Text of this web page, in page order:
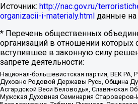
Источник: http://nac.gov.ru/
organizacii-i-materialy.html данные на
* Перечень общественных
организаций в отношении которых
вступившее в законную силу
запрете деятельности:
Национал-большевистская партия, ВЕК РА,
Духовно Родовой Державы Русь, Община
Асгардской Веси Беловодья, Славянская
Мужская Духовная Семинария Староверов-